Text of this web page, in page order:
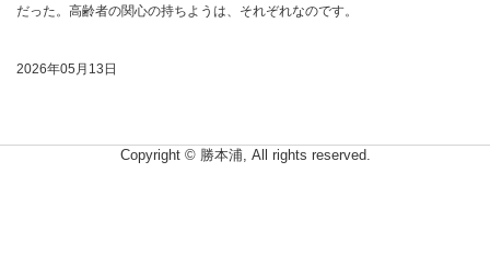
だった。高齢者の関心の持ちようは、それぞれなのです。
2026年05月13日
Copyright © 勝本浦, All rights reserved.